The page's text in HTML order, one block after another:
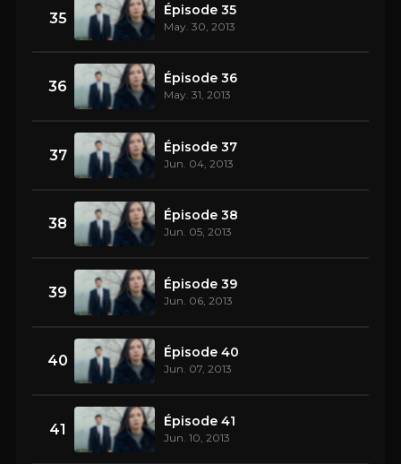
35 Épisode 35
May. 30, 2013
36 Épisode 36
May. 31, 2013
37 Épisode 37
Jun. 04, 2013
38 Épisode 38
Jun. 05, 2013
39 Épisode 39
Jun. 06, 2013
40 Épisode 40
Jun. 07, 2013
41 Épisode 41
Jun. 10, 2013